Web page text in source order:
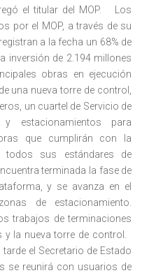
el titular del MOP. Los
por el MOP, a través de su
a la fecha un 68% de
inversión de 2.194 millones
obras en ejecución
una nueva torre de control,
un cuartel de Servicio de
estacionamientos para
que cumplirán con la
todos sus estándares de
terminada la fase de
y se avanza en el
de estacionamiento.
trabajos de terminaciones
y la nueva torre de control.
el Secretario de Estado
se reunirá con usuarios de